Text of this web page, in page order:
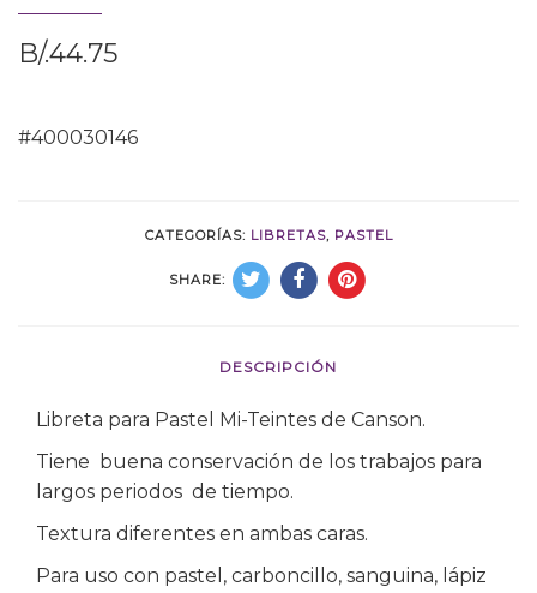
B/.44.75
#400030146
CATEGORÍAS: LIBRETAS, PASTEL
SHARE:
DESCRIPCIÓN
Libreta para Pastel Mi-Teintes de Canson.
Tiene buena conservación de los trabajos para
largos periodos de tiempo.
Textura diferentes en ambas caras.
Para uso con pastel, carboncillo, sanguina, lápiz